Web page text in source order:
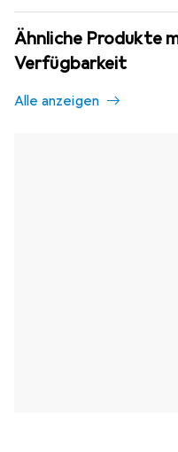
Ähnliche Produkte
Verfügbarkeit
Alle anzeigen